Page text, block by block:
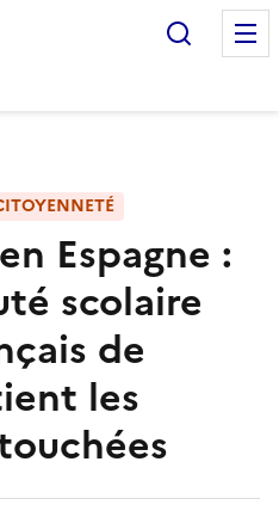
Espagne :
scolaire
de
les